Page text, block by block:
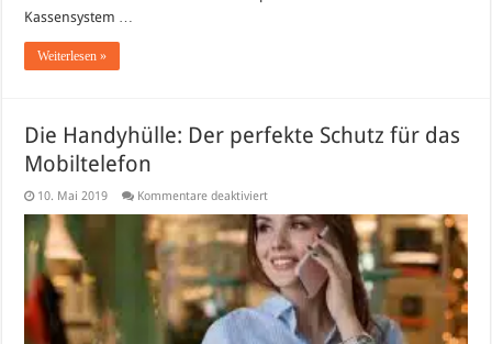
Kassensystem …
Weiterlesen »
Die Handyhülle: Der perfekte Schutz für das
Mobiltelefon
10. Mai 2019 Kommentare deaktiviertfür
Handyhülle:
Der
perfekte
Schutz
für
das
Mobiltelefon